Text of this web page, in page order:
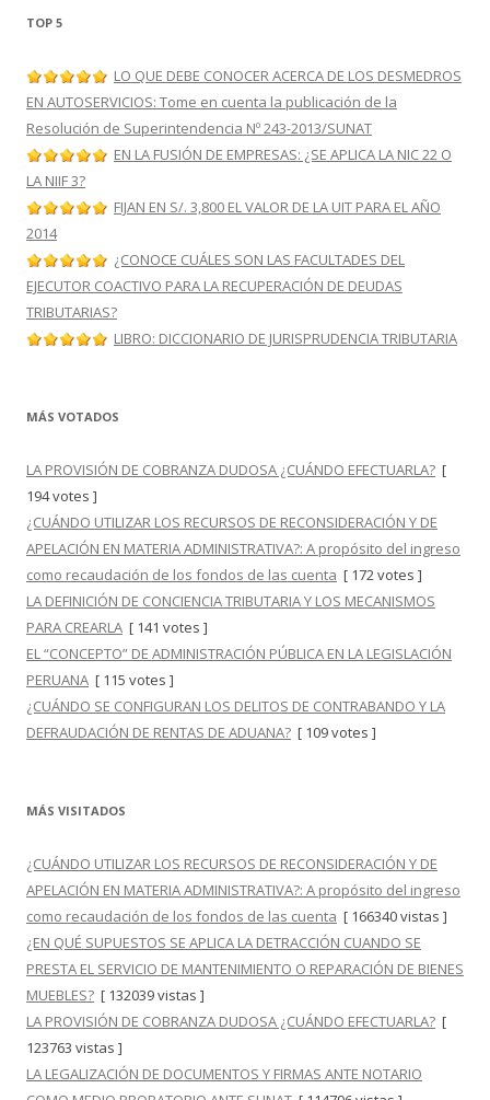
TOP 5
LO QUE DEBE CONOCER ACERCA DE LOS DESMEDROS
EN AUTOSERVICIOS: Tome en cuenta la publicación de la
Resolución de Superintendencia Nº 243-2013/SUNAT
EN LA FUSIÓN DE EMPRESAS: ¿SE APLICA LA NIC 22 O
LA NIIF 3?
FIJAN EN S/. 3,800 EL VALOR DE LA UIT PARA EL AÑO
2014
¿CONOCE CUÁLES SON LAS FACULTADES DEL
EJECUTOR COACTIVO PARA LA RECUPERACIÓN DE DEUDAS
TRIBUTARIAS?
LIBRO: DICCIONARIO DE JURISPRUDENCIA TRIBUTARIA
MÁS VOTADOS
LA PROVISIÓN DE COBRANZA DUDOSA ¿CUÁNDO EFECTUARLA? [
194 votes ]
¿CUÁNDO UTILIZAR LOS RECURSOS DE RECONSIDERACIÓN Y DE
APELACIÓN EN MATERIA ADMINISTRATIVA?: A propósito del ingreso
como recaudación de los fondos de las cuenta [ 172 votes ]
LA DEFINICIÓN DE CONCIENCIA TRIBUTARIA Y LOS MECANISMOS
PARA CREARLA [ 141 votes ]
EL “CONCEPTO” DE ADMINISTRACIÓN PÚBLICA EN LA LEGISLACIÓN
PERUANA [ 115 votes ]
¿CUÁNDO SE CONFIGURAN LOS DELITOS DE CONTRABANDO Y LA
DEFRAUDACIÓN DE RENTAS DE ADUANA? [ 109 votes ]
MÁS VISITADOS
¿CUÁNDO UTILIZAR LOS RECURSOS DE RECONSIDERACIÓN Y DE
APELACIÓN EN MATERIA ADMINISTRATIVA?: A propósito del ingreso
como recaudación de los fondos de las cuenta [ 166340 vistas ]
¿EN QUÉ SUPUESTOS SE APLICA LA DETRACCIÓN CUANDO SE
PRESTA EL SERVICIO DE MANTENIMIENTO O REPARACIÓN DE BIENES
MUEBLES? [ 132039 vistas ]
LA PROVISIÓN DE COBRANZA DUDOSA ¿CUÁNDO EFECTUARLA? [
123763 vistas ]
LA LEGALIZACIÓN DE DOCUMENTOS Y FIRMAS ANTE NOTARIO